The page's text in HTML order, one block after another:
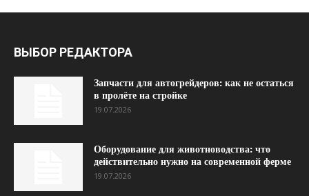
ВЫБОР РЕДАКТОРА
Запчасти для автогрейдеров: как не остаться
в пролёте на стройке
19.07.2026
Оборудование для животноводства: что
действительно нужно на современной ферме
19.07.2026